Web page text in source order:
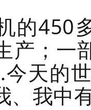
的450
产；一
天的
、我中